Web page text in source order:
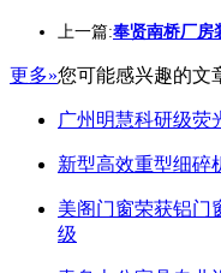
上一篇:奉贤南桥厂房
更多»您可能感兴趣的文
广州明慧科研级荧
新型高效重型细碎
美阁门窗荣获铝门
级